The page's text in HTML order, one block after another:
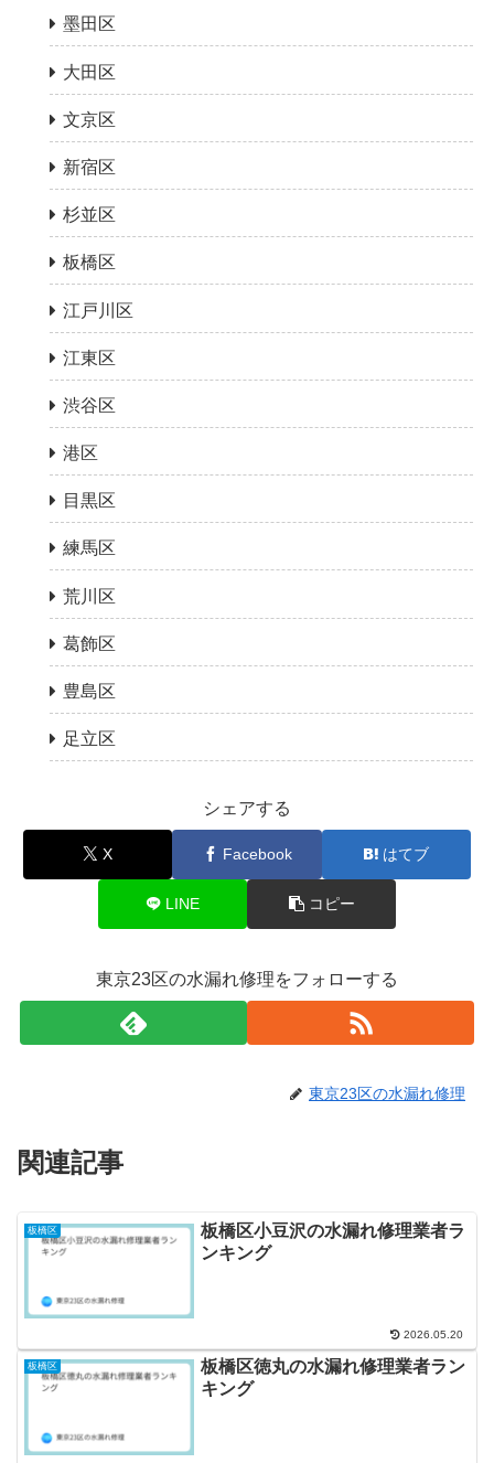
墨田区
大田区
文京区
新宿区
杉並区
板橋区
江戸川区
江東区
渋谷区
港区
目黒区
練馬区
荒川区
葛飾区
豊島区
足立区
シェアする
X Facebook はてブ
LINE コピー
東京23区の水漏れ修理をフォローする
東京23区の水漏れ修理
関連記事
板橋区
板橋区小豆沢の水漏れ修理業者ラ
ンキング
2026.05.20
板橋区
板橋区徳丸の水漏れ修理業者ラン
キング